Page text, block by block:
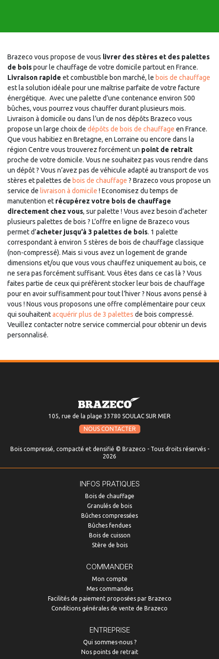
Brazeco vous propose de vous livrer des stères et des palettes
de boispour le chauffage de votre domicile partout en France.
Livraison rapide et combustible bon marché, le bois de chauffage
est la solution idéale pour une maîtrise parfaite de votre facture
énergétique. Avec une palette d’une contenance environ 500
bûches, vous pourrez vous chauffer durant plusieurs mois.
Livraison à domicile ou dans l’un de nos dépôts Brazeco vous
propose un large choix de dépôts de bois de chauffage en France.
Que vous habitiez en Bretagne, en Lorraine ou encore dans la
région Centre vous trouverez forcément un point de retrait
proche de votre domicile. Vous ne souhaitez pas vous rendre dans
un dépôt ? Vous n’avez pas de véhicule adapté au transport de vos
stères et palettes de bois de chauffage ? Brazeco vous propose un
service de livraison à domicile ! Economisez du temps de
manutention et récupérez votre bois de chauffage
directement chez vous, sur palette ! Vous avez besoin d’acheter
plusieurs palettes de bois ? L’offre en ligne de Brazeco vous
permet d’acheter jusqu’à 3 palettes de bois. 1 palette
correspondant à environ 5 stères de bois de chauffage classique
(non-compressé). Mais si vous avez un logement de grande
dimensions et/ou que vous vous chauffez uniquement au bois, ce
ne sera pas forcément suffisant. Vous êtes dans ce cas là ? Vous
faites partie de ceux qui préfèrent stocker leur bois de chauffage
pour en avoir suffisamment pour tout l’hiver ? Nous avons pensé à
vous ! Nous vous proposons une offre complémentaire pour ceux
qui souhaitentacquérir plus de 3 palettes de bois compressé.
Veuillez contacter notre service commercial pour obtenir un devis
personnalisé.
105, rue de la plage 33780 SOULAC SUR MER
NOUS CONTACTER
Bois compressé, compacté et densifié © Brazeco - Tous droits réservés -
2026
INFOS PRATIQUES
Bois de chauffage
Granulés de bois
Bûches compressées
Bûches fendues
Bois de cuisson
Stère de bois
COMMANDER
Mon compte
Mes commandes
Facilités de paiement proposées par Brazeco
Conditions générales de vente de Brazeco
ENTREPRISE
Qui sommes-nous ?
Nos points de retrait